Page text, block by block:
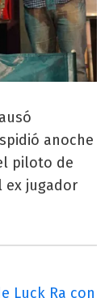
anoche
piloto de
ex jugador
Luck Ra con